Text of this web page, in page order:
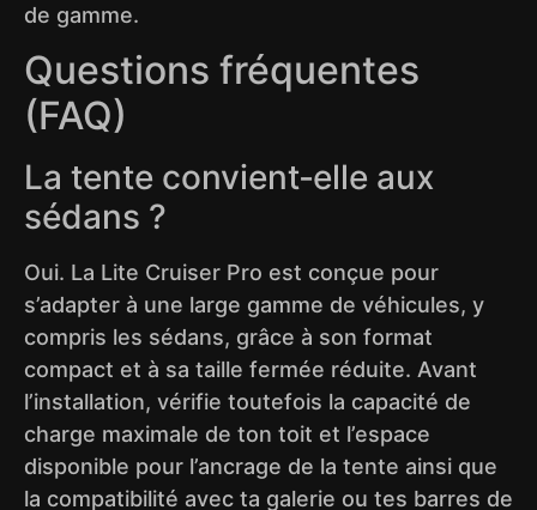
de gamme.
Questions fréquentes
(FAQ)
La tente convient‑elle aux
sédans ?
Oui. La Lite Cruiser Pro est conçue pour
s’adapter à une large gamme de véhicules, y
compris les sédans, grâce à son format
compact et à sa taille fermée réduite. Avant
l’installation, vérifie toutefois la capacité de
charge maximale de ton toit et l’espace
disponible pour l’ancrage de la tente ainsi que
la compatibilité avec ta galerie ou tes barres de